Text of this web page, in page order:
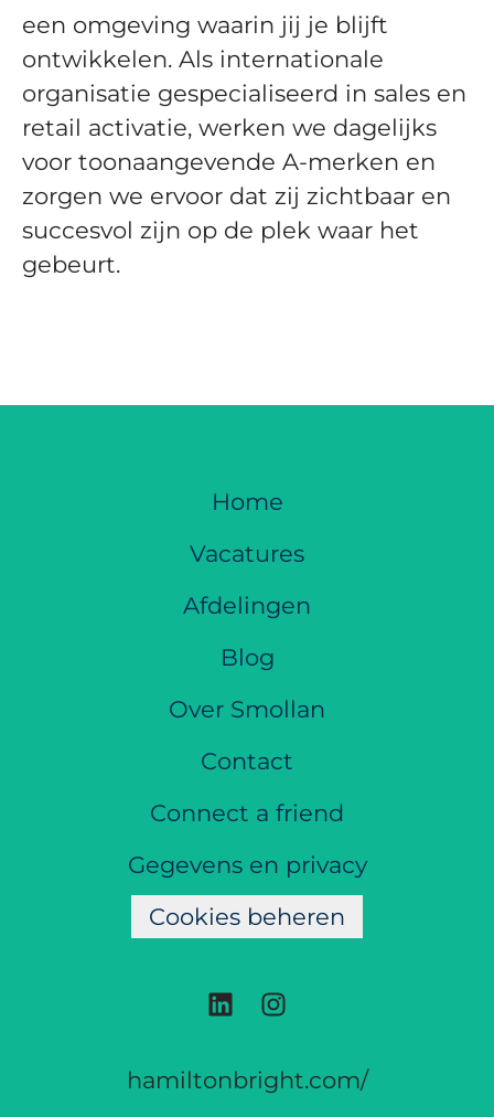
een omgeving waarin jij je blijft
ontwikkelen. Als internationale
organisatie gespecialiseerd in sales en
retail activatie, werken we dagelijks
voor toonaangevende A-merken en
zorgen we ervoor dat zij zichtbaar en
succesvol zijn op de plek waar het
gebeurt.
Home
Vacatures
Afdelingen
Blog
Over Smollan
Contact
Connect a friend
Gegevens en privacy
Cookies beheren
hamiltonbright.com/